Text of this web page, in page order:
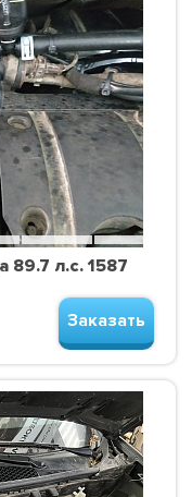
89.7 л.с. 1587
Заказать